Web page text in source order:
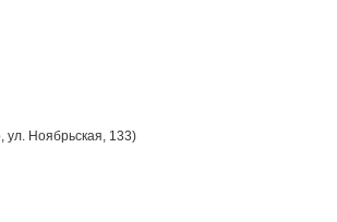
ул. Ноябрьская, 133)